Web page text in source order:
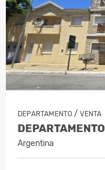
DEPARTAMENTO / VENTA
DEPARTAMENTO
Argentina